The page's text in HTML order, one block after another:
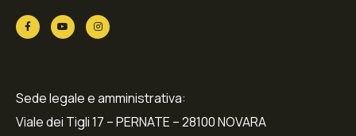
Sede legale e amministrativa:
Viale dei Tigli 17 – PERNATE – 28100 NOVARA